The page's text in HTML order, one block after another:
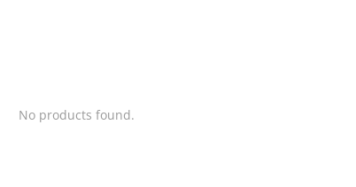
No products found.